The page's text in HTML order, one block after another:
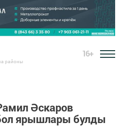
районы
16+
Әскаров
ярышлары булды